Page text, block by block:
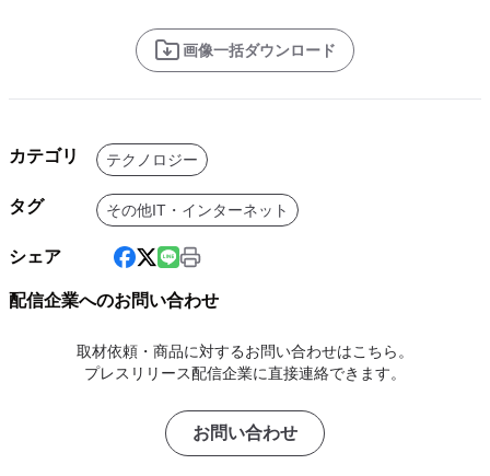
画像一括ダウンロード
カテゴリ テクノロジー
タグ その他IT・インターネット
シェア
配信企業へのお問い合わせ
取材依頼・商品に対するお問い合わせはこちら。
プレスリリース配信企業に直接連絡できます。
お問い合わせ